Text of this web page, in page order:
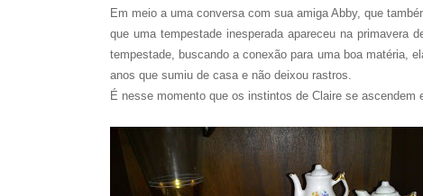
Em meio a uma conversa com sua amiga Abby, que
que uma tempestade inesperada apareceu na primavera
tempestade, buscando a conexão para uma boa matéria,
anos que sumiu de casa e não deixou rastros.
É nesse momento que os instintos de Claire se